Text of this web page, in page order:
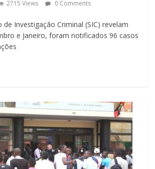
2715 Views 0 Comments
de Investigação Criminal (SIC) revelam
e Janeiro, foram notificados 96 casos